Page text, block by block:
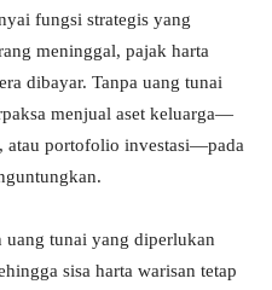
fungsi strategis yang
meninggal, pajak harta
dibayar. Tanpa uang tunai
menjual aset keluarga—
atau portofolio investasi—pada
uang tunai yang diperlukan
sisa harta warisan tetap